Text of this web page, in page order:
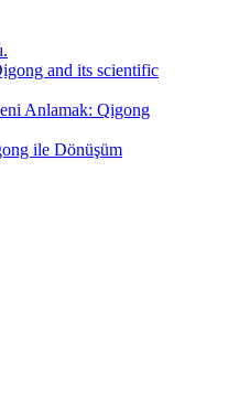
and its scientific
Anlamak: Qigong
ile Dönüşüm